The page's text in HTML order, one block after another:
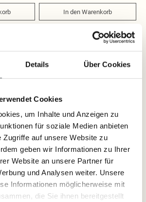
Details Über Cookies
Cookies
um Inhalte und Anzeigen zu
für soziale Medien anbieten
Zugriffe auf unsere Website zu
geben wir Informationen zu Ihrer
Website an unsere Partner für
und Analysen weiter. Unsere
Informationen möglicherweise mit
die Sie ihnen bereitgestellt
In den Warenkorb